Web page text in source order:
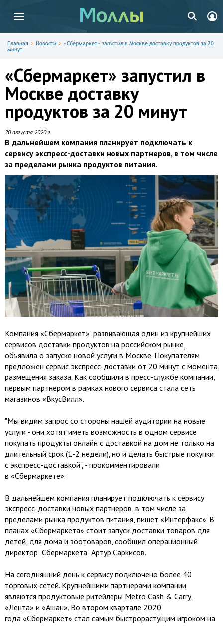
Главная Новости
«Сбермаркет» запустил в Москве доставку продуктов за 20
минут
«Сбермаркет» запустил в
Москве доставку
продуктов за 20 минут
20 августа 2020 г.
В дальнейшем компания планирует подключать к
сервису экспресс-доставки новых партнеров, в том числе
за пределами рынка продуктов питания.
Компания «Сбермаркет», развивающая один из крупнейших
сервисов доставки продуктов на российском рынке,
объявила о запуске новой услуги в Москве. Покупателям
предложен сервис экспресс-доставки от 20 минут с момента
размещения заказа. Как сообщили в пресс-службе компании,
первым партнером в рамках нового сервиса стала сеть
магазинов «ВкусВилл».
"Мы видим запрос со стороны нашей аудитории на новые
услуги - они хотят иметь возможность в одном сервисе
покупать продукты онлайн с доставкой на дом не только на
длительный срок (1-2 недели), но и делать быстрые покупки
с экспресс-доставкой", - прокомментировали
в «Сбермаркете».
В дальнейшем компания планирует подключать к сервису
экспресс-доставки новых партнеров, в том числе за
пределами рынка продуктов питания, пишет «Интерфакс». В
планах «Сбермаркета» стоит запуск доставки товаров для
детей, для дома и зоотоваров, сообщил операционный
директор "Сбермаркета" Артур Саркисов.
На сегодняшний день к сервису подключено более 40
торговых сетей. Крупнейшими партнерами компании
являются продуктовые ритейлеры Metro Cash & Carry,
«Лента» и «Ашан». Во втором квартале 2020
года «Сбермаркет» стал самым быстрорастущим игроком на